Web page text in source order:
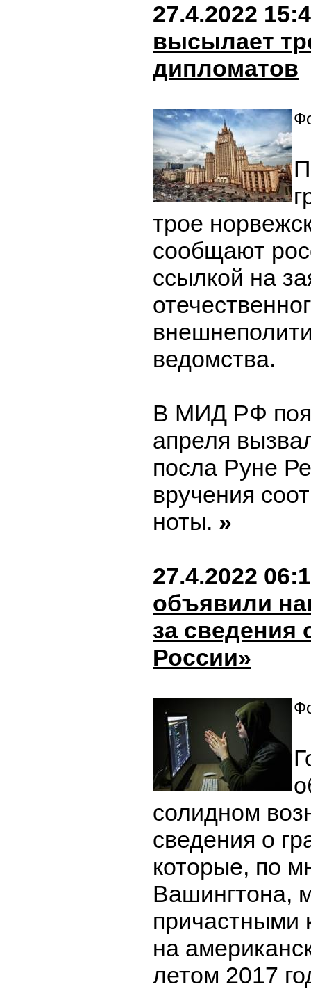
27.4.2022
высылает
дипломатов
трое
сообщают
ссылкой на
ведомства.
В МИД РФ
апреля
посла Руне
вручения
ноты. »
27.4.2022
объявили
за сведения
России»
солидном
сведения о
которые, по
Вашингтона,
причастными
на
летом 2017